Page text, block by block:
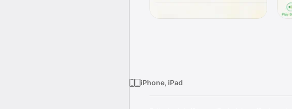
iPhone, iPad